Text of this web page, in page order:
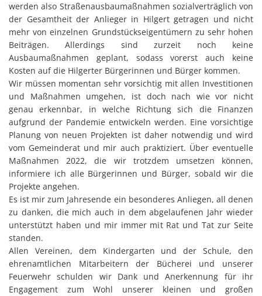
werden also Straßenausbaumaßnahmen sozialverträglich von
der Gesamtheit der Anlieger in Hilgert getragen und nicht
mehr von einzelnen Grundstückseigentümern zu sehr hohen
Beiträgen. Allerdings sind zurzeit noch keine
Ausbaumaßnahmen geplant, sodass vorerst auch keine
Kosten auf die Hilgerter Bürgerinnen und Bürger kommen.
Wir müssen momentan sehr vorsichtig mit allen Investitionen
und Maßnahmen umgehen, ist doch nach wie vor nicht
genau erkennbar, in welche Richtung sich die Finanzen
aufgrund der Pandemie entwickeln werden. Eine vorsichtige
Planung von neuen Projekten ist daher notwendig und wird
vom Gemeinderat und mir auch praktiziert. Über eventuelle
Maßnahmen 2022, die wir trotzdem umsetzen können,
informiere ich alle Bürgerinnen und Bürger, sobald wir die
Projekte angehen.
Es ist mir zum Jahresende ein besonderes Anliegen, all denen
zu danken, die mich auch in dem abgelaufenen Jahr wieder
unterstützt haben und mir immer mit Rat und Tat zur Seite
standen.
Allen Vereinen, dem Kindergarten und der Schule, den
ehrenamtlichen Mitarbeitern der Bücherei und unserer
Feuerwehr schulden wir Dank und Anerkennung für ihr
Engagement zum Wohl unserer kleinen und großen